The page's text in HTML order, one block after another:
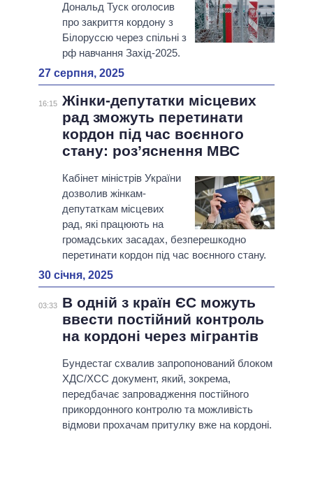
Дональд Туск оголосив
про закриття кордону з
Білоруссю через спільні з
рф навчання Захід-2025.
27 серпня, 2025
16:15 Жінки-депутатки місцевих
рад зможуть перетинати
кордон під час воєнного
стану: роз’яснення МВС
Кабінет міністрів України
дозволив жінкам-
депутаткам місцевих
рад, які працюють на
громадських засадах, безперешкодно
перетинати кордон під час воєнного стану.
30 січня, 2025
03:33
В одній з країн ЄС можуть
ввести постійний контроль
на кордоні через мігрантів
Бундестаг схвалив запропонований блоком
ХДС/ХСС документ, який, зокрема,
передбачає запровадження постійного
прикордонного контролю та можливість
відмови прохачам притулку вже на кордоні.